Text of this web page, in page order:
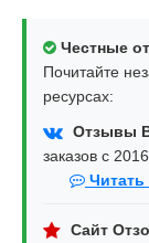
Честные
Почитайте
ресурсах:
Отзывы
заказов с 2016
Читать
Сайт